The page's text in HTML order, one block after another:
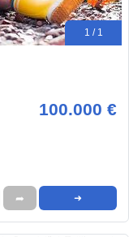
1 / 1
100.000 €
➦ ➜